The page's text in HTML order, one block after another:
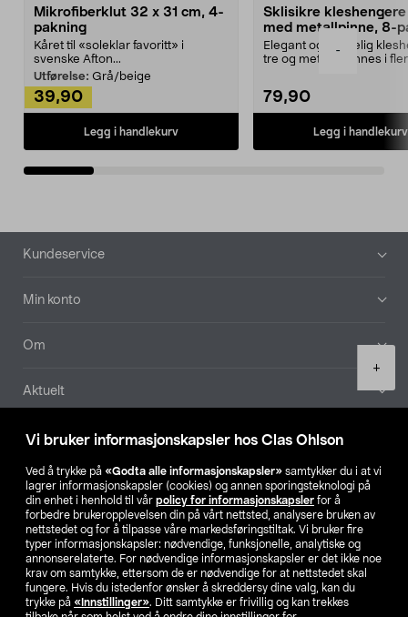
Vi bruker informasjonskapsler hos Clas Ohlson
Ved å trykke på «Godta alle informasjonskapsler» samtykker du i at vi
lagrer informasjonskapsler (cookies) og annen sporingsteknologi på
din enhet i henhold til vår policy for informasjonskapsler for å
forbedre brukeropplevelsen din på vårt nettsted, analysere bruken av
nettstedet og for å tilpasse våre markedsføringstiltak. Vi bruker fire
typer informasjonskapsler: nødvendige, funksjonelle, analytiske og
annonserelaterte. For nødvendige informasjonskapsler er det ikke noe
krav om samtykke, ettersom de er nødvendige for at nettstedet skal
fungere. Hvis du istedenfor ønsker å skreddersy dine valg, kan du
trykke på «Innstillinger». Ditt samtykke er frivillig og kan trekkes
-
+
Mikrofiberklut 32 x 31 cm, 4-
pakning
Kåret til «soleklar favoritt» i
svenske Afton...
Utførelse: Grå/beige
39,90
Legg i handlekurv
Sklisikre
med metallpinne, 8-
Elegant og skikkelig
tre og metall – finnes i
79,90
Legg i handlekurv
Bunntekst
Kundeservice
Min konto
Om
Aktuelt
Våre selskaper
Finn din butikk
SE NO FI